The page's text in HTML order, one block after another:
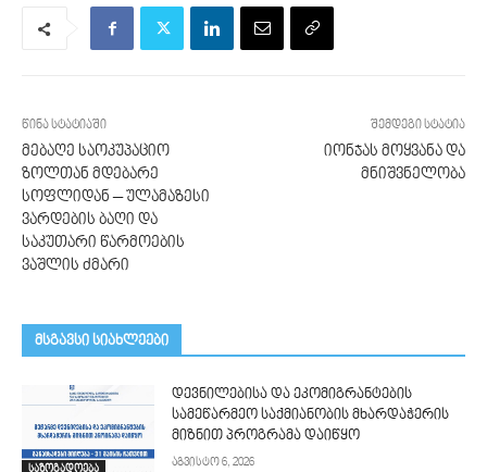
წინა სტატიაში
მებაღე საოკუპაციო
ზოლთან მდებარე
სოფლიდან – ულამაზესი
ვარდების ბაღი და
საკუთარი წარმოების
ვაშლის ძმარი
შემდეგი სტატია
იონჯას მოყვანა და
მნიშვნელობა
მსგავსი სიახლეები
საზოგადოება
დევნილებისა და ეკომიგრანტების
სამეწარმეო საქმიანობის მხარდაჭერის
მიზნით პროგრამა დაიწყო
აგვისტო 6, 2026